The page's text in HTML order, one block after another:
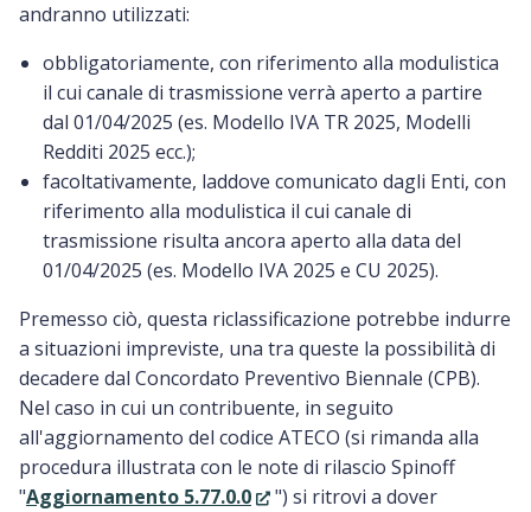
andranno utilizzati:
obbligatoriamente, con riferimento alla modulistica
il cui canale di trasmissione verrà aperto a partire
dal 01/04/2025 (es. Modello IVA TR 2025, Modelli
Redditi 2025 ecc.);
facoltativamente, laddove comunicato dagli Enti, con
riferimento alla modulistica il cui canale di
trasmissione risulta ancora aperto alla data del
01/04/2025 (es. Modello IVA 2025 e CU 2025).
Premesso ciò, questa riclassificazione potrebbe indurre
a situazioni impreviste, una tra queste la possibilità di
decadere dal Concordato Preventivo Biennale (CPB).
Nel caso in cui un contribuente, in seguito
all'aggiornamento del codice ATECO (si rimanda alla
procedura illustrata con le note di rilascio Spinoff
"Aggiornamento 5.77.0.0
") si ritrovi a dover